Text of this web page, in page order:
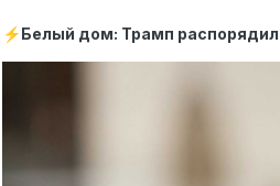
⚡Белый дом: Трамп